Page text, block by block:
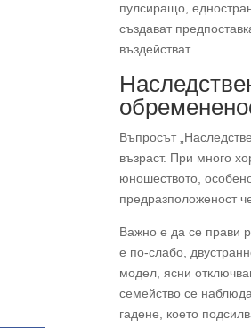
пулсиращо,
създават
въздействат.
Въпросът
възраст. При много
юношеството,
предразположеност
Важно е да се прави
е по-слабо,
модел, ясни
семейство се
гадене, което